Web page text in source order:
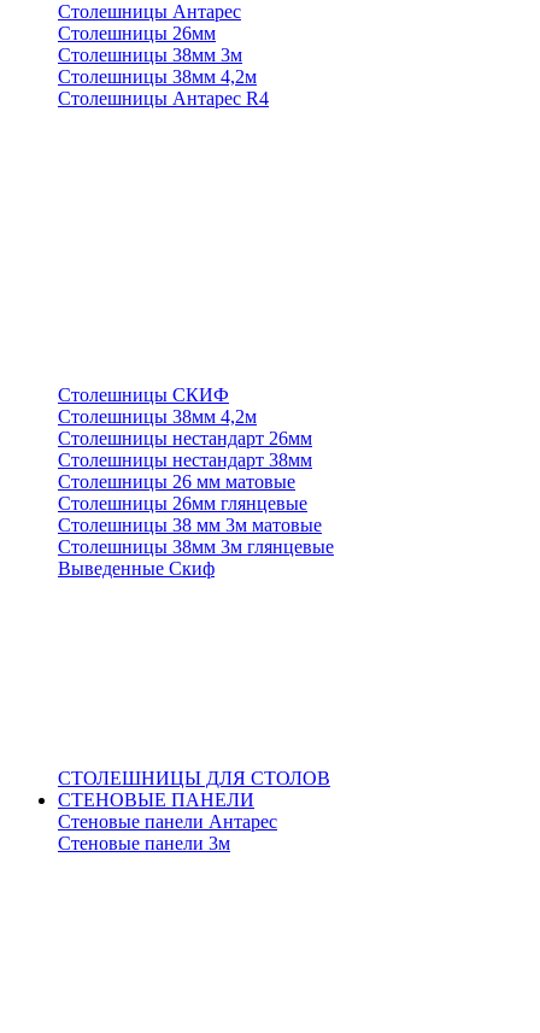
Столешницы Антарес
Столешницы 26мм
Столешницы 38мм 3м
Столешницы 38мм 4,2м
Столешницы Антарес R4
Столешницы СКИФ
Столешницы 38мм 4,2м
Столешницы нестандарт 26мм
Столешницы нестандарт 38мм
Столешницы 26 мм матовые
Столешницы 26мм глянцевые
Столешницы 38 мм 3м матовые
Столешницы 38мм 3м глянцевые
Выведенные Скиф
СТОЛЕШНИЦЫ ДЛЯ СТОЛОВ
СТЕНОВЫЕ ПАНЕЛИ
Стеновые панели Антарес
Стеновые панели 3м